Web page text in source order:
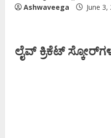
Ashwaveega June 3,
ಲೈವ್ ಕ್ರಿಕೆಟ್